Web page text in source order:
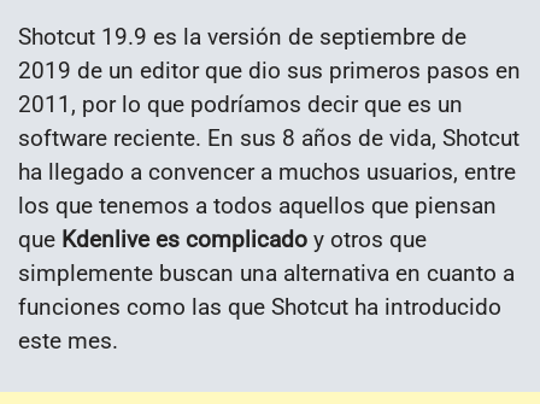
Shotcut 19.9 es la versión de septiembre de
2019 de un editor que dio sus primeros pasos en
2011, por lo que podríamos decir que es un
software reciente. En sus 8 años de vida, Shotcut
ha llegado a convencer a muchos usuarios, entre
los que tenemos a todos aquellos que piensan
que Kdenlive es complicado y otros que
simplemente buscan una alternativa en cuanto a
funciones como las que Shotcut ha introducido
este mes.